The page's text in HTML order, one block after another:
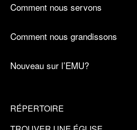
Comment nous servons
Comment nous grandissons
Nouveau sur l’EMU?
RÉPERTOIRE